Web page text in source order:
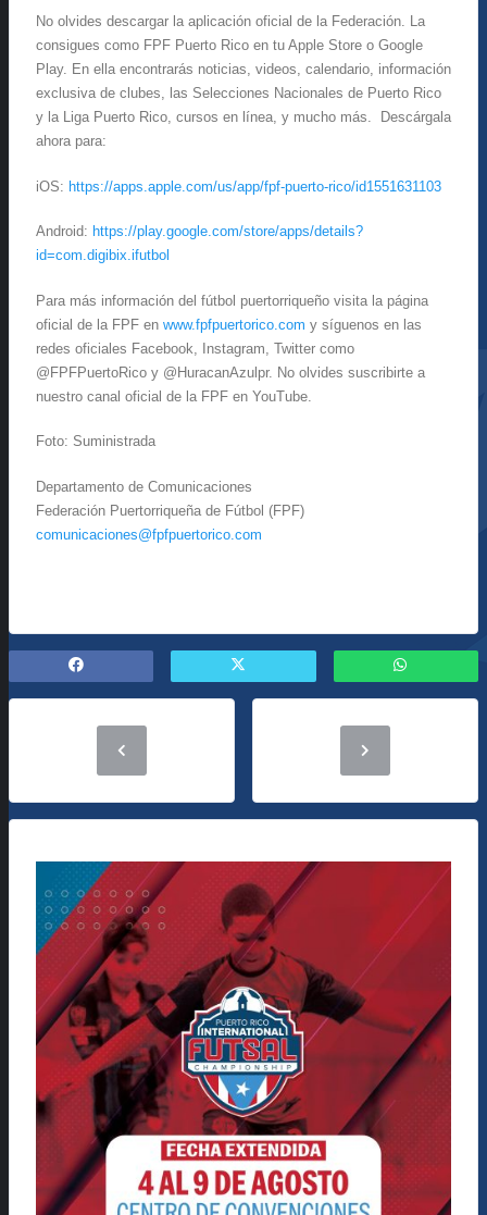
No olvides descargar la aplicación oficial de la Federación. La
consigues como FPF Puerto Rico en tu Apple Store o Google
Play. En ella encontrarás noticias, videos, calendario, información
exclusiva de clubes, las Selecciones Nacionales de Puerto Rico
y la Liga Puerto Rico, cursos en línea, y mucho más. Descárgala
ahora para:
iOS: https://apps.apple.com/us/app/fpf-puerto-rico/id1551631103
Android: https://play.google.com/store/apps/details?
id=com.digibix.ifutbol
Para más información del fútbol puertorriqueño visita la página
oficial de la FPF en www.fpfpuertorico.com y síguenos en las
redes oficiales Facebook, Instagram, Twitter como
@FPFPuertoRico y @HuracanAzulpr. No olvides suscribirte a
nuestro canal oficial de la FPF en YouTube.
Foto: Suministrada
Departamento de Comunicaciones
Federación Puertorriqueña de Fútbol (FPF)
comunicaciones@fpfpuertorico.com